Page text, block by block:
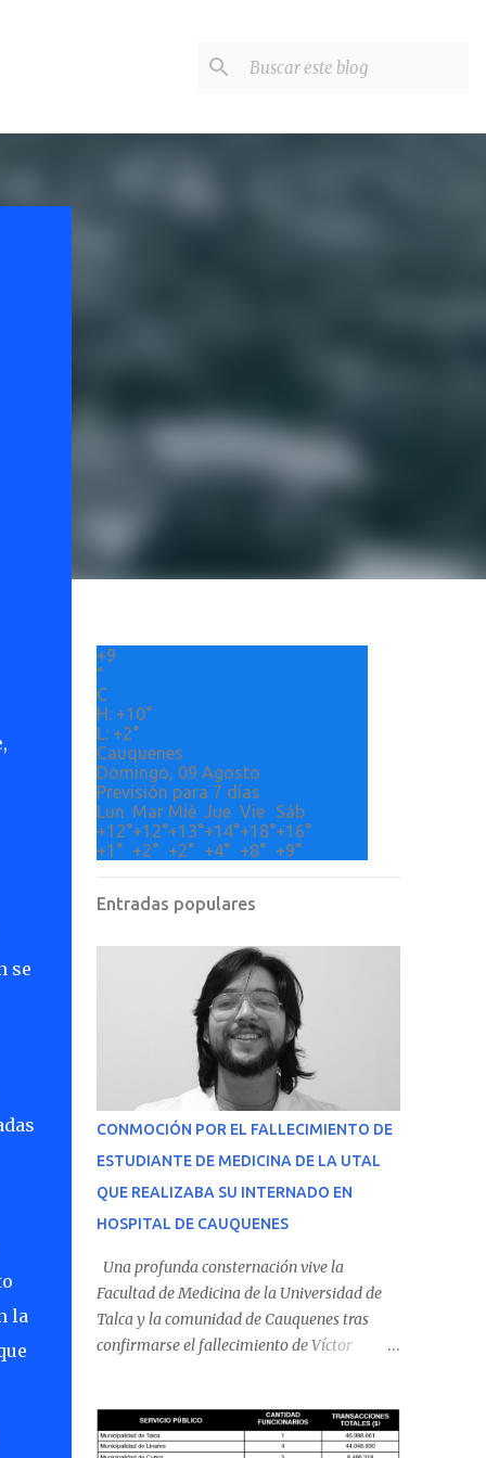
,
se
la
+9
°
C
H: +10°
L: +2°
Cauquenes
Domingo, 09 Agosto
Previsión para 7 días
Lun Mar Mié Jue Vie
Sáb
+12°+12°+13°+14°+18°+16°
+1° +2° +2° +4° +8° +9°
Entradas populares
CONMOCIÓN POR EL FALLECIMIENTO DE
ESTUDIANTE DE MEDICINA DE LA UTAL
QUE REALIZABA SU INTERNADO EN
HOSPITAL DE CAUQUENES
Una profunda consternación vive la
Facultad de Medicina de la Universidad de
Talca y la comunidad de Cauquenes tras
confirmarse el fallecimiento de Víctor
Cauquenes. De acuerdo con los antecedentes
conocidos, el joven se presentó a cumplir su